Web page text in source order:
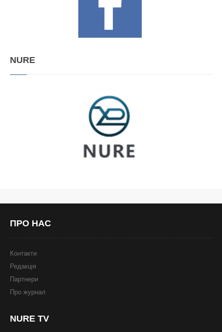
NURE
ПРО НАС
Контакти
Редакція
Партнери
Про журнал
NURE TV